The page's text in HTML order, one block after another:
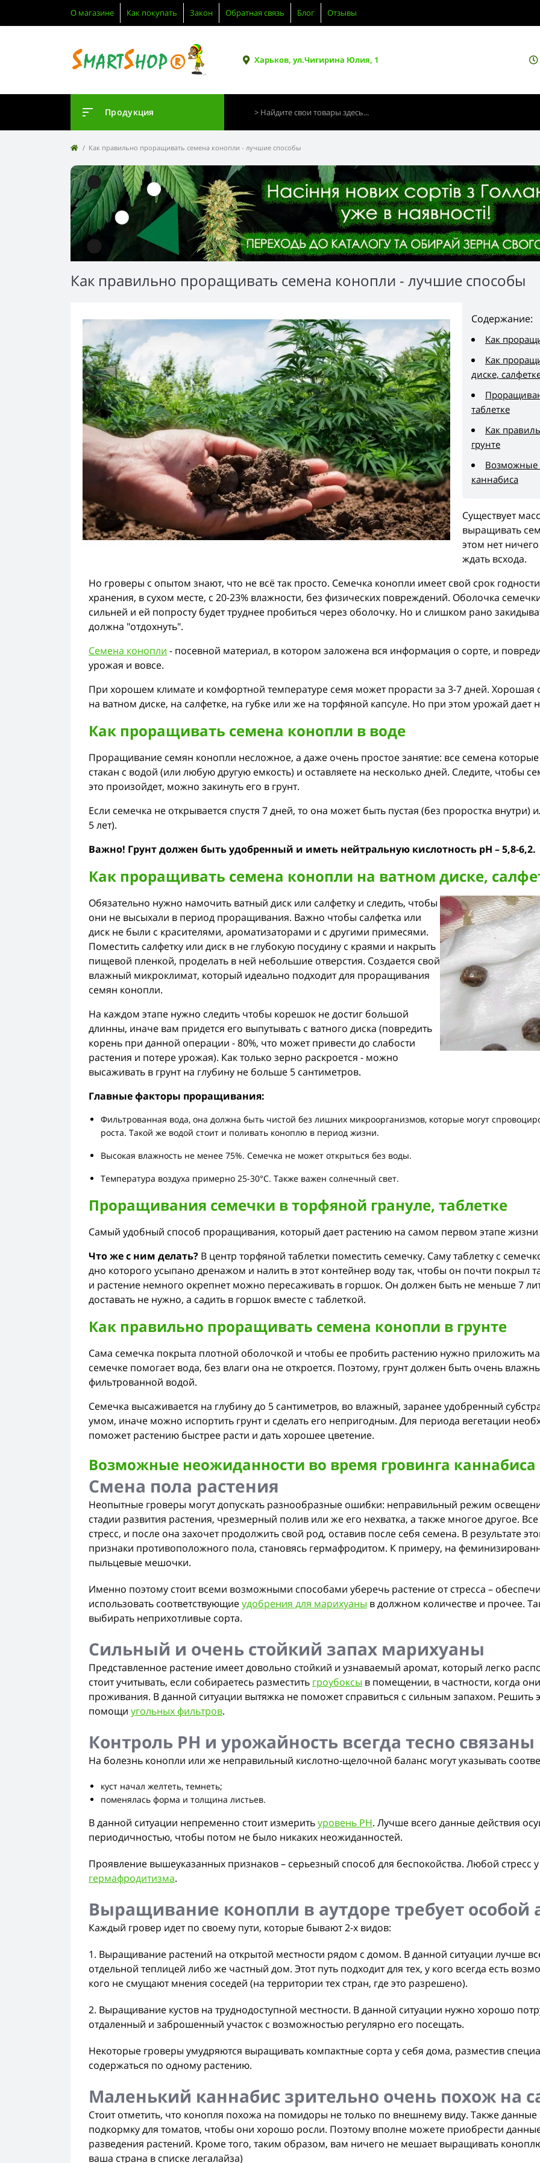
О магазине Как покупать Закон Обратная связь Блог Отзывы
Харьков, ул.Чигирина Юлия, 1
Продукция
Как правильно проращивать семена конопли - лучшие способы
Как правильно проращивать семена конопли - лучшие способы
Содержание:
Как
Как
диске,
таблетке
Как
грунте
Возможные
каннабиса
Существует
выращивать
этом нет
ждать всхода.
Но гроверы с опытом знают, что не всё так просто. Семечка конопли имеет свой срок
хранения, в сухом месте, с 20-23% влажности, без физических повреждений. Оболочка
сильней и ей попросту будет труднее пробиться через оболочку. Но и слишком рано
должна "отдохнуть".
Семена конопли - посевной материал, в котором заложена вся информация о сорте, и
урожая и вовсе.
При хорошем климате и комфортной температуре семя может прорасти за 3-7 дней. Хорошая
на ватном диске, на салфетке, на губке или же на торфяной капсуле. Но при этом урожай дает
Как проращивать семена конопли в воде
Проращивание семян конопли несложное, а даже очень простое занятие: все семена которые
стакан с водой (или любую другую емкость) и оставляете на несколько дней. Следите, чтобы
это произойдет, можно закинуть его в грунт.
Если семечка не открывается спустя 7 дней, то она может быть пустая (без проростка
5 лет).
Важно! Грунт должен быть удобренный и иметь нейтральную кислотность pH – 5,8-6,2.
Как проращивать семена конопли на ватном диске,
Обязательно нужно намочить ватный диск или салфетку и следить, чтобы
они не высыхали в период проращивания. Важно чтобы салфетка или
диск не были с красителями, ароматизаторами и с другими примесями.
Поместить салфетку или диск в не глубокую посудину с краями и накрыть
пищевой пленкой, проделать в ней небольшие отверстия. Создается свой
влажный микроклимат, который идеально подходит для проращивания
семян конопли.
На каждом этапе нужно следить чтобы корешок не достиг большой
длинны, иначе вам придется его выпутывать с ватного диска (повредить
корень при данной операции - 80%, что может привести до слабости
растения и потере урожая). Как только зерно раскроется - можно
высаживать в грунт на глубину не больше 5 сантиметров.
Главные факторы проращивания:
Фильтрованная вода, она должна быть чистой без лишних микроорганизмов, которые могут
роста. Такой же водой стоит и поливать коноплю в период жизни.
Высокая влажность не менее 75%. Семечка не может открыться без воды.
Температура воздуха примерно 25-30°C. Также важен солнечный свет.
Проращивания семечки в торфяной грануле, таблетке
Самый удобный способ проращивания, который дает растению на самом первом этапе
Что же с ним делать? В центр торфяной таблетки поместить семечку. Саму таблетку с
дно которого усыпано дренажом и налить в этот контейнер воду так, чтобы он почти покрыл
и растение немного окрепнет можно пересаживать в горшок. Он должен быть не меньше 7
доставать не нужно, а садить в горшок вместе с таблеткой.
Как правильно проращивать семена конопли в грунте
Сама семечка покрыта плотной оболочкой и чтобы ее пробить растению нужно приложить
семечке помогает вода, без влаги она не откроется. Поэтому, грунт должен быть очень
фильтрованной водой.
Семечка высаживается на глубину до 5 сантиметров, во влажный, заранее удобренный
умом, иначе можно испортить грунт и сделать его непригодным. Для периода вегетации
поможет растению быстрее расти и дать хорошее цветение.
Возможные неожиданности во время гровинга каннабиса
Смена пола растения
Неопытные гроверы могут допускать разнообразные ошибки: неправильный режим
стадии развития растения, чрезмерный полив или же его нехватка, а также многое другое.
стресс, и после она захочет продолжить свой род, оставив после себя семена. В результате
признаки противоположного пола, становясь гермафродитом. К примеру, на
пыльцевые мешочки.
Именно поэтому стоит всеми возможными способами уберечь растение от стресса –
использовать соответствующиеудобрения для марихуаны в должном количестве и прочее.
выбирать неприхотливые сорта.
Сильный и очень стойкий запах марихуаны
Представленное растение имеет довольно стойкий и узнаваемый аромат, который легко
стоит учитывать, если собираетесь разместить гроубоксы в помещении, в частности, когда
проживания. В данной ситуации вытяжка не поможет справиться с сильным запахом. Решить
помощи угольных фильтров.
Контроль PH и урожайность всегда тесно связаны
На болезнь конопли или же неправильный кислотно-щелочной баланс могут указывать
куст начал желтеть, темнеть;
поменялась форма и толщина листьев.
В данной ситуации непременно стоит измеритьуровень РН. Лучше всего данные действия
периодичностью, чтобы потом не было никаких неожиданностей.
Проявление вышеуказанных признаков – серьезный способ для беспокойства. Любой стресс у
гермафродитизма.
Выращивание конопли в аутдоре требует особой
Каждый гровер идет по своему пути, которые бывают 2-х видов:
1. Выращивание растений на открытой местности рядом с домом. В данной ситуации лучше
отдельной теплицей либо же частный дом. Этот путь подходит для тех, у кого всегда есть
кого не смущают мнения соседей (на территории тех стран, где это разрешено).
2. Выращивание кустов на труднодоступной местности. В данной ситуации нужно хорошо
отдаленный и заброшенный участок с возможностью регулярно его посещать.
Некоторые гроверы умудряются выращивать компактные сорта у себя дома, разместив
содержаться по одному растению.
Маленький каннабис зрительно очень похож на
Стоит отметить, что конопля похожа на помидоры не только по внешнему виду. Также
подкормку для томатов, чтобы они хорошо росли. Поэтому вполне можете приобрести
разведения растений. Кроме того, таким образом, вам ничего не мешает выращивать
ваша страна в списке легалайза)